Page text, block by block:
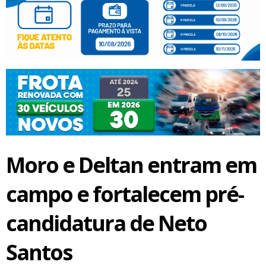
Moro e Deltan entram em
campo e fortalecem pré-
candidatura de Neto
Santos